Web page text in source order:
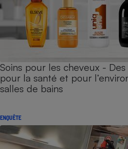
Soins pour les cheveux -
pour la santé et pour
salles de bains
ENQUÊTE